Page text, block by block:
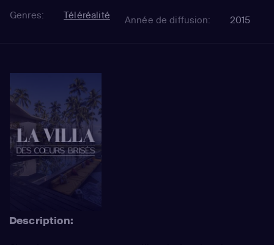
Genres: Téléréalité Année de diffusion: 2015
Description: